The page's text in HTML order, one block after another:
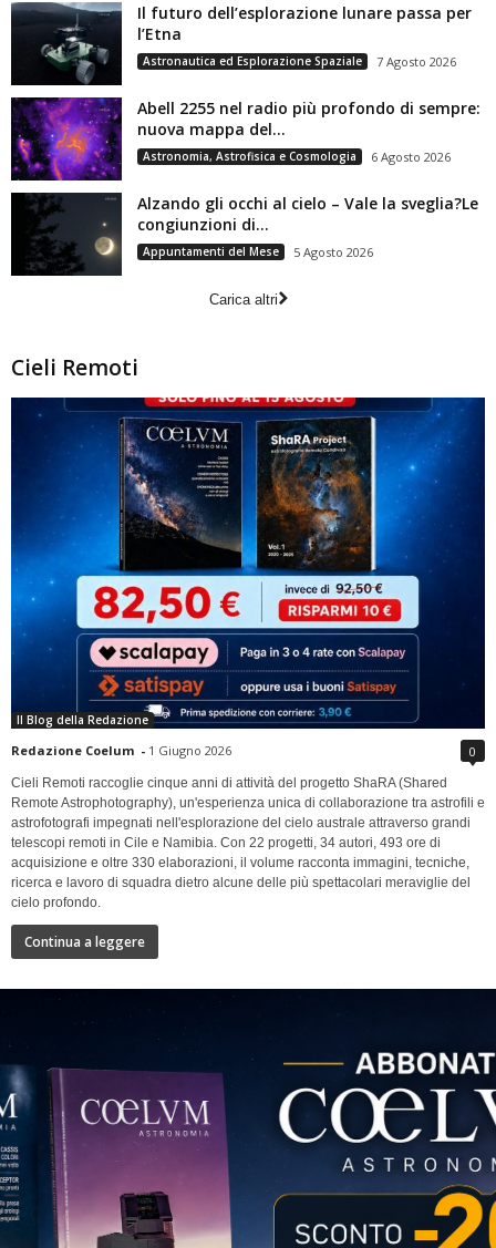
Il futuro dell’esplorazione lunare passa per
l’Etna
Astronautica ed Esplorazione Spaziale 7 Agosto 2026
Abell 2255 nel radio più profondo di sempre:
nuova mappa del...
Astronomia, Astrofisica e Cosmologia 6 Agosto 2026
Alzando gli occhi al cielo – Vale la sveglia?Le
congiunzioni di...
Appuntamenti del Mese 5 Agosto 2026
Carica altri
Cieli Remoti
Il Blog della Redazione
Redazione Coelum - 1 Giugno 2026 0
Cieli Remoti raccoglie cinque anni di attività del progetto ShaRA (Shared
Remote Astrophotography), un'esperienza unica di collaborazione tra astrofili e
astrofotografi impegnati nell'esplorazione del cielo australe attraverso grandi
telescopi remoti in Cile e Namibia. Con 22 progetti, 34 autori, 493 ore di
acquisizione e oltre 330 elaborazioni, il volume racconta immagini, tecniche,
ricerca e lavoro di squadra dietro alcune delle più spettacolari meraviglie del
cielo profondo.
Continua a leggere